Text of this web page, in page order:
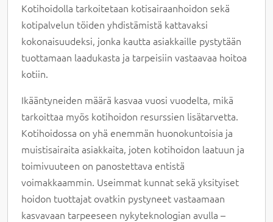
Kotihoidolla tarkoitetaan kotisairaanhoidon sekä
kotipalvelun töiden yhdistämistä kattavaksi
kokonaisuudeksi, jonka kautta asiakkaille pystytään
tuottamaan laadukasta ja tarpeisiin vastaavaa hoitoa
kotiin.
Ikääntyneiden määrä kasvaa vuosi vuodelta, mikä
tarkoittaa myös kotihoidon resurssien lisätarvetta.
Kotihoidossa on yhä enemmän huonokuntoisia ja
muistisairaita asiakkaita, joten kotihoidon laatuun ja
toimivuuteen on panostettava entistä
voimakkaammin. Useimmat kunnat sekä yksityiset
hoidon tuottajat ovatkin pystyneet vastaamaan
kasvavaan tarpeeseen nykyteknologian avulla –